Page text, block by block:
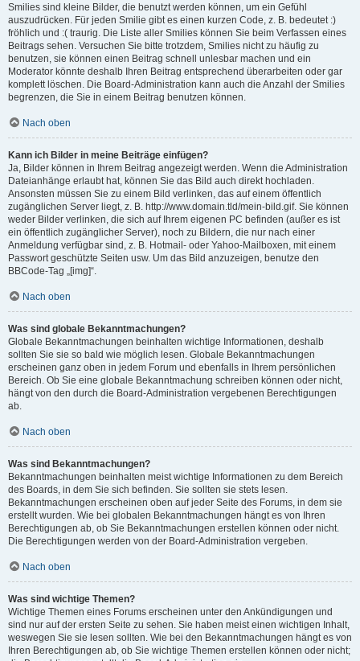
Smilies sind kleine Bilder, die benutzt werden können, um ein Gefühl
auszudrücken. Für jeden Smilie gibt es einen kurzen Code, z. B. bedeutet :)
fröhlich und :( traurig. Die Liste aller Smilies können Sie beim Verfassen eines
Beitrags sehen. Versuchen Sie bitte trotzdem, Smilies nicht zu häufig zu
benutzen, sie können einen Beitrag schnell unlesbar machen und ein
Moderator könnte deshalb Ihren Beitrag entsprechend überarbeiten oder gar
komplett löschen. Die Board-Administration kann auch die Anzahl der Smilies
begrenzen, die Sie in einem Beitrag benutzen können.
Nach oben
Kann ich Bilder in meine Beiträge einfügen?
Ja, Bilder können in Ihrem Beitrag angezeigt werden. Wenn die Administration
Dateianhänge erlaubt hat, können Sie das Bild auch direkt hochladen.
Ansonsten müssen Sie zu einem Bild verlinken, das auf einem öffentlich
zugänglichen Server liegt, z. B. http://www.domain.tld/mein-bild.gif. Sie können
weder Bilder verlinken, die sich auf Ihrem eigenen PC befinden (außer es ist
ein öffentlich zugänglicher Server), noch zu Bildern, die nur nach einer
Anmeldung verfügbar sind, z. B. Hotmail- oder Yahoo-Mailboxen, mit einem
Passwort geschützte Seiten usw. Um das Bild anzuzeigen, benutze den
BBCode-Tag „[img]“.
Nach oben
Was sind globale Bekanntmachungen?
Globale Bekanntmachungen beinhalten wichtige Informationen, deshalb
sollten Sie sie so bald wie möglich lesen. Globale Bekanntmachungen
erscheinen ganz oben in jedem Forum und ebenfalls in Ihrem persönlichen
Bereich. Ob Sie eine globale Bekanntmachung schreiben können oder nicht,
hängt von den durch die Board-Administration vergebenen Berechtigungen
ab.
Nach oben
Was sind Bekanntmachungen?
Bekanntmachungen beinhalten meist wichtige Informationen zu dem Bereich
des Boards, in dem Sie sich befinden. Sie sollten sie stets lesen.
Bekanntmachungen erscheinen oben auf jeder Seite des Forums, in dem sie
erstellt wurden. Wie bei globalen Bekanntmachungen hängt es von Ihren
Berechtigungen ab, ob Sie Bekanntmachungen erstellen können oder nicht.
Die Berechtigungen werden von der Board-Administration vergeben.
Nach oben
Was sind wichtige Themen?
Wichtige Themen eines Forums erscheinen unter den Ankündigungen und
sind nur auf der ersten Seite zu sehen. Sie haben meist einen wichtigen Inhalt,
weswegen Sie sie lesen sollten. Wie bei den Bekanntmachungen hängt es von
Ihren Berechtigungen ab, ob Sie wichtige Themen erstellen können oder nicht;